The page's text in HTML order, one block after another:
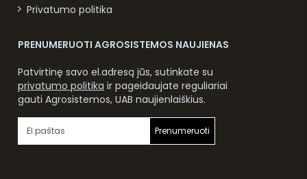
Privatumo politika
PRENUMERUOTI AGROSISTEMOS NAUJIENAS
Patvirtinę savo el.adresą jūs, sutinkate su
privatumo politika ir pageidaujate reguliariai
gauti Agrosistemos, UAB naujienlaiškius.
Prenumeruoti